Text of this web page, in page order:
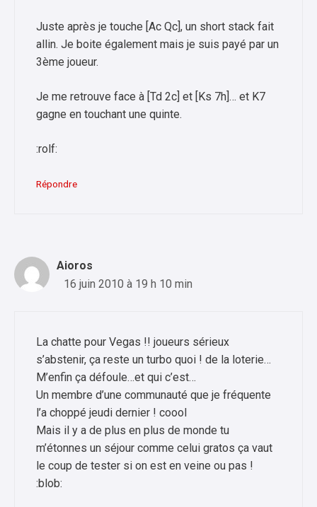
Juste après je touche [Ac Qc], un short stack fait
allin. Je boite également mais je suis payé par un
3ème joueur.
Je me retrouve face à [Td 2c] et [Ks 7h]… et K7
gagne en touchant une quinte.
:rolf:
Répondre
Aioros
16 juin 2010 à 19 h 10 min
La chatte pour Vegas !! joueurs sérieux
s’abstenir, ça reste un turbo quoi ! de la loterie…
M’enfin ça défoule…et qui c’est…
Un membre d’une communauté que je fréquente
l’a choppé jeudi dernier ! coool
Mais il y a de plus en plus de monde tu
m’étonnes un séjour comme celui gratos ça vaut
le coup de tester si on est en veine ou pas !
:blob: